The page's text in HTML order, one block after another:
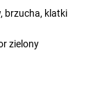
brzucha, klatki
zielony